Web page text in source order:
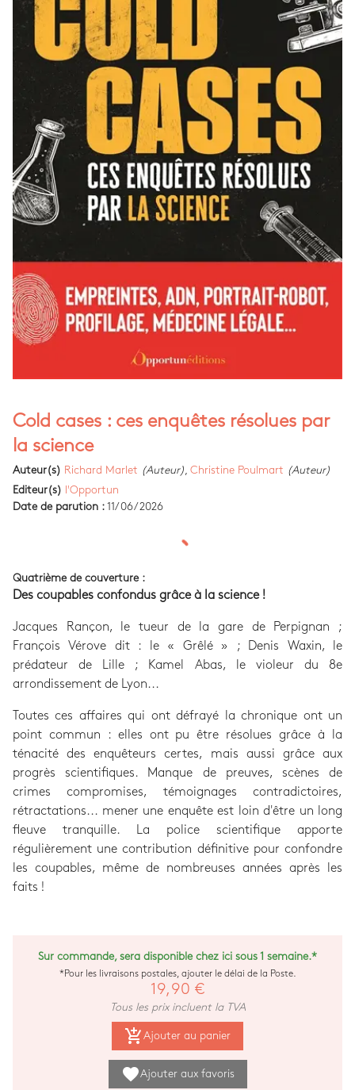
Cold cases : ces enquêtes résolues par
la science
Auteur(s) Richard Marlet (Auteur) Christine Poulmart (Auteur)
Editeur(s)
l'Opportun
Date de parution : 11/06/2026
Quatrième de couverture :
Des coupables confondus grâce à la science !
Jacques Rançon, le tueur de la gare de Perpignan ;
François Vérove dit : le « Grêlé » ; Denis Waxin, le
prédateur de Lille ; Kamel Abas, le violeur du 8e
arrondissement de Lyon...
Toutes ces affaires qui ont défrayé la chronique ont un
point commun : elles ont pu être résolues grâce à la
ténacité des enquêteurs certes, mais aussi grâce aux
progrès scientifiques. Manque de preuves, scènes de
crimes compromises, témoignages contradictoires,
rétractations... mener une enquête est loin d'être un long
fleuve tranquille. La police scientifique apporte
régulièrement une contribution définitive pour confondre
les coupables, même de nombreuses années après les
faits !
Sur commande, sera disponible chez ici sous 1 semaine.*
*Pour les livraisons postales, ajouter le délai de la Poste.
19,90 €
Tous les prix incluent la TVA
add_shopping_cart Ajouter au panier
favoriteAjouter aux favoris